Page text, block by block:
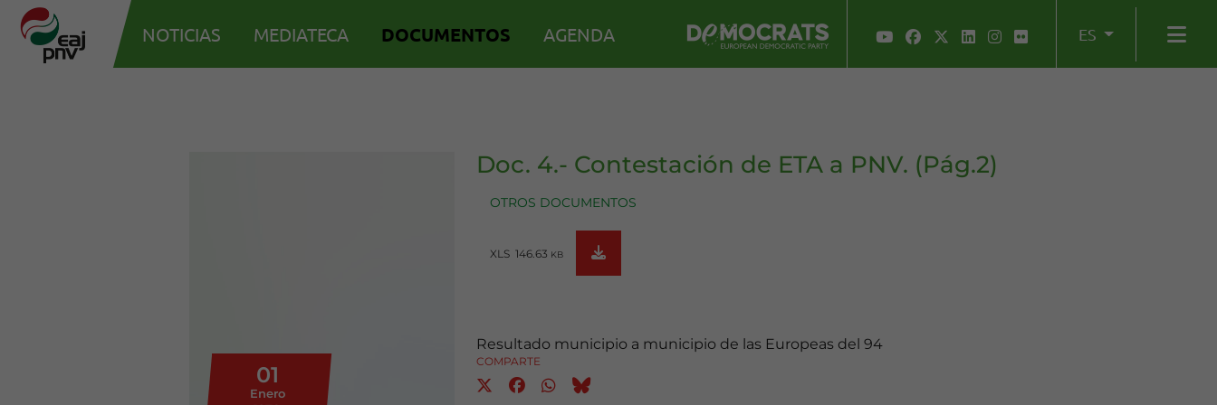
NOTICIAS MEDIATECA DOCUMENTOS AGENDA ES
01
Enero
Doc. 4.- Contestación de ETA a PNV. (Pág.2)
OTROS DOCUMENTOS
XLS 146.63 KB
Resultado municipio a municipio de las Europeas del 94
COMPARTE